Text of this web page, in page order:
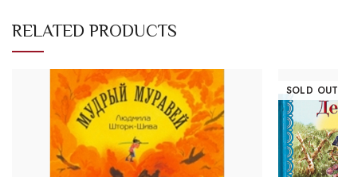
RELATED PRODUCTS
SOLD OUT